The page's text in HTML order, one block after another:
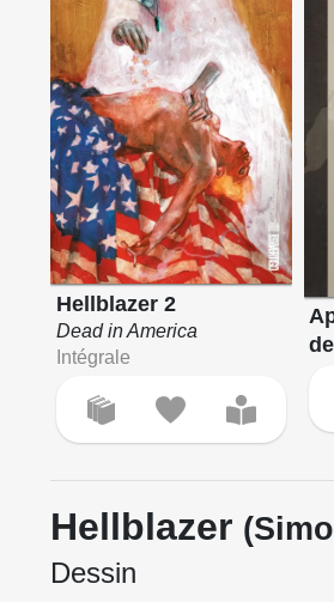
Hellblazer 2
Dead in America
Intégrale
Hellblazer
Dessin